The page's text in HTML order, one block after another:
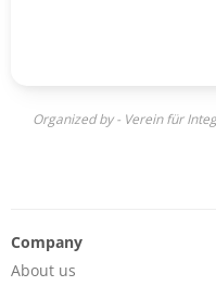
Organized by - Verein für
Company
About us